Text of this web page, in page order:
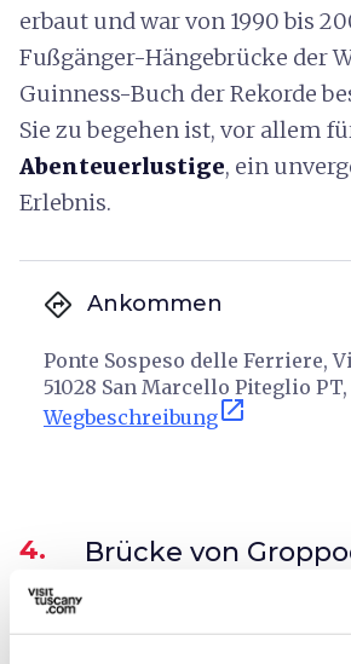
erbaut und war von 1990 bis
Fußgänger-Hängebrücke der
Guinness-Buch der Rekorde
Sie zu begehen ist, vor allem
Abenteuerlustige, ein
Erlebnis.
directions Ankommen
Ponte Sospeso delle Ferriere,
51028 San Marcello Piteglio
Wegbeschreibungopen_in_new
4. Brücke von